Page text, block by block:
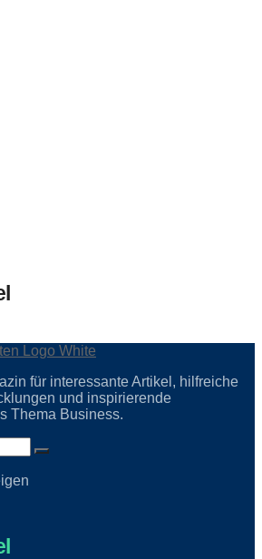
für interessante Artikel, hilfreiche
und inspirierende
Thema Business.